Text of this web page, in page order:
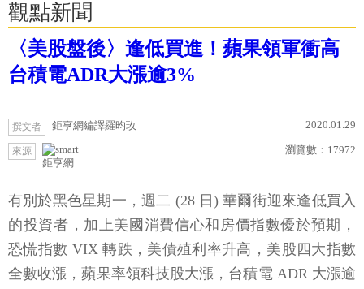
觀點新聞
〈美股盤後〉逢低買進！蘋果領軍衝高
台積電ADR大漲逾3%
撰文者 鉅亨網編譯羅昀玫 2020.01.29
來源
鉅亨網
瀏覽數： 17972
有別於黑色星期一，週二 (28 日) 華爾街迎來逢低買入
的投資者，加上美國消費信心和房價指數優於預期，
恐慌指數 VIX 轉跌，美債殖利率升高，美股四大指數
全數收漲，蘋果率領科技股大漲，台積電 ADR 大漲逾